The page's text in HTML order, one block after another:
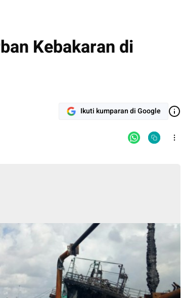
Kebakaran di
Ikuti kumparan di Google